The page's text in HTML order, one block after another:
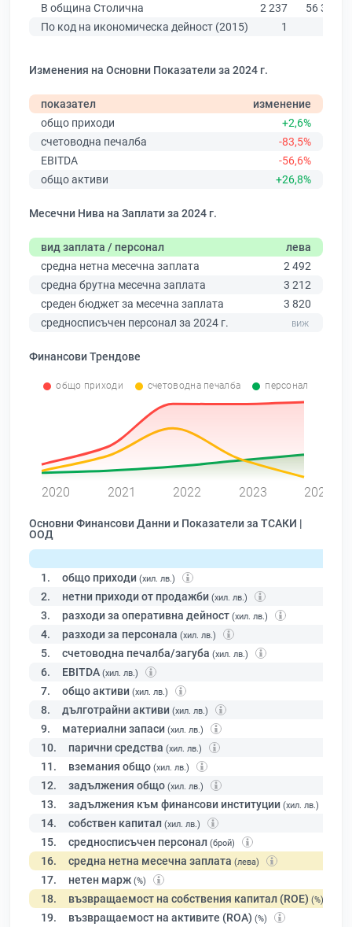
В община Столична 2 237
56 378
По код на икономическа дейност (2015)
1
Изменения на Основни Показатели за 2024 г.
показател
изменение
общо приходи
+2,6%
счетоводна печалба
-83,5%
EBITDA
-56,6%
общо активи
+26,8%
Месечни Нива на Заплати за 2024 г.
вид заплата / персонал
лева
средна нетна месечна заплата
2 492
средна брутна месечна заплата
3 212
среден бюджет за месечна заплата
3 820
средносписъчен персонал за 2024 г.
Финансови Трендове
общо приходи счетоводна печалба персонал
2020 2021 2022 2023 2024
Основни Финансови Данни и Показатели за ТСАКИ |
ООД
1. общо приходи (хил. лв.)
2. нетни приходи от продажби (хил. лв.)
3. разходи за оперативна дейност (хил. лв.)
4. разходи за персонала (хил. лв.)
5. счетоводна печалба/загуба (хил. лв.)
6. EBITDA (хил. лв.)
7. общо активи (хил. лв.)
8. дълготрайни активи (хил. лв.)
9. материални запаси (хил. лв.)
10. парични средства (хил. лв.)
11. вземания общо (хил. лв.)
12. задължения общо (хил. лв.)
13. задължения към финансови институции (хил. лв.)
14. собствен капитал (хил. лв.)
15. средносписъчен персонал (брой)
16. средна нетна месечна заплата (лева)
17. нетен марж (%)
18. възвращаемост на собствения капитал (ROE) (%)
19. възвращаемост на активите (ROA) (%)